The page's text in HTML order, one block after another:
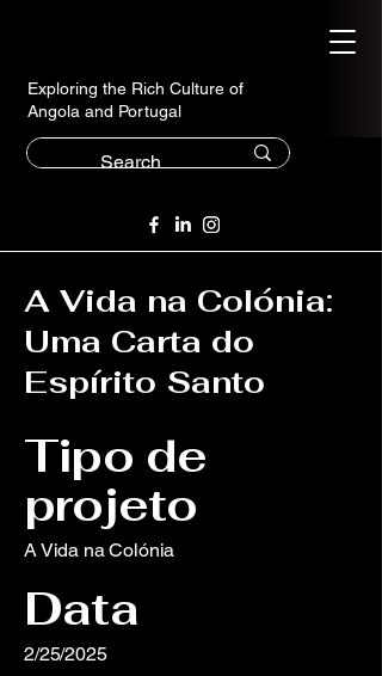
Exploring the Rich Culture of
Angola and Portugal
A Vida na Colónia:
Uma Carta do
Espírito Santo
Tipo de
projeto
A Vida na Colónia
Data
2/25/2025